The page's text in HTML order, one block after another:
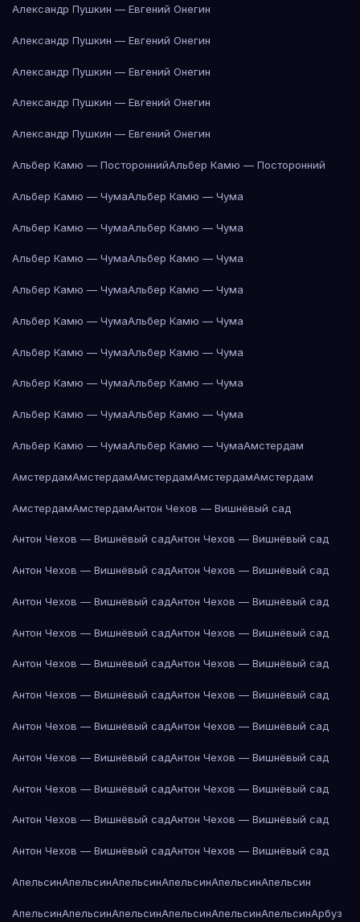
Александр Пушкин — Евгений Онегин
Александр Пушкин — Евгений Онегин
Александр Пушкин — Евгений Онегин
Александр Пушкин — Евгений Онегин
Александр Пушкин — Евгений Онегин
Альбер Камю — ПостороннийАльбер Камю — Посторонний
Альбер Камю — ЧумаАльбер Камю — Чума
Альбер Камю — ЧумаАльбер Камю — Чума
Альбер Камю — ЧумаАльбер Камю — Чума
Альбер Камю — ЧумаАльбер Камю — Чума
Альбер Камю — ЧумаАльбер Камю — Чума
Альбер Камю — ЧумаАльбер Камю — Чума
Альбер Камю — ЧумаАльбер Камю — Чума
Альбер Камю — ЧумаАльбер Камю — Чума
Альбер Камю — ЧумаАльбер Камю — ЧумаАмстердам
АмстердамАмстердамАмстердамАмстердамАмстердам
АмстердамАмстердамАнтон Чехов — Вишнёвый сад
Антон Чехов — Вишнёвый садАнтон Чехов — Вишнёвый сад
Антон Чехов — Вишнёвый садАнтон Чехов — Вишнёвый сад
Антон Чехов — Вишнёвый садАнтон Чехов — Вишнёвый сад
Антон Чехов — Вишнёвый садАнтон Чехов — Вишнёвый сад
Антон Чехов — Вишнёвый садАнтон Чехов — Вишнёвый сад
Антон Чехов — Вишнёвый садАнтон Чехов — Вишнёвый сад
Антон Чехов — Вишнёвый садАнтон Чехов — Вишнёвый сад
Антон Чехов — Вишнёвый садАнтон Чехов — Вишнёвый сад
Антон Чехов — Вишнёвый садАнтон Чехов — Вишнёвый сад
Антон Чехов — Вишнёвый садАнтон Чехов — Вишнёвый сад
Антон Чехов — Вишнёвый садАнтон Чехов — Вишнёвый сад
АпельсинАпельсинАпельсинАпельсинАпельсинАпельсин
АпельсинАпельсинАпельсинАпельсинАпельсинАпельсинАрбуз